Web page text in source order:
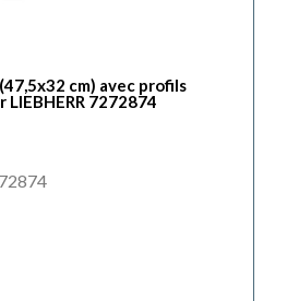
cm) avec profils
7272874